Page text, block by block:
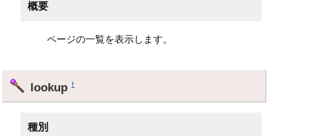
概要
ページの一覧を表示します。
lookup†
種別